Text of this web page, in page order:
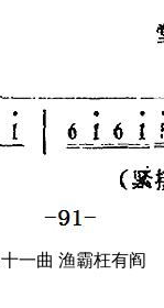
一曲 渔霸枉有阎